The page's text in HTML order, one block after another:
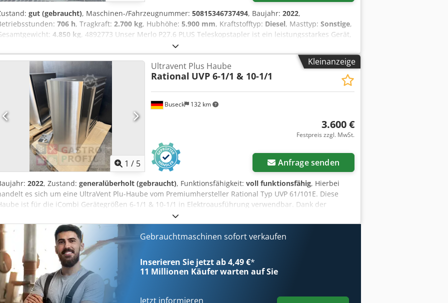
gut (gebraucht), Maschinen-/Fahrzeugnummer: 50815346737494, Baujahr: 2022,
706 h, Tragkraft: 2.700 kg, Hubhöhe: 5.900 mm, Kraftstofftyp: Diesel, Masttyp: Sonstige,
4.850 kg, 4892773 Unser Merlo P27.6 PLUS Teleskopstapler ist ein leistungsstarkes Gerät,
sich ideal für vielfältige Einsätze in Innenräumen, im Freien und im Gelände eignet. Mit einer
von 5,90 Metern und einer maximalen Traglast von 2.700 kg ist er perfekt für anspruchsvolle
Dodpfx Aezqbydshaskr
Kleinanzeige
1 / 5
Buseck 132 km
Ultravent Plus Haube
Rational UVP 6-1/1 & 10-1/1
3.600 €
Festpreis zzgl. MwSt.
Anfrage senden
2022, Zustand: generalüberholt (gebraucht), Funktionsfähigkeit: voll funktionsfähig, Hierbei
es sich um eine UltraVent Plu-Haube vom Premiumhersteller Rational Typ UVP 61/101E. Diese
ist für die iCombi Gerätegrößen 6-1/1 & 10-1/1 in Elektroausführung verwendbar. Dank der
bindet die UltraVent austretende Dämpfe. Ein Außenanschluss oder die
einer bestehenden Abluftanlage ist für diese Umlufthaube nicht erforderlich. Zusätzlich zur
der UltraVent, ist die UltraVent Plus mit einer speziellen Aktivkohlefiltertechnik
Dadurch werden sowohl Dämpfe kondensiert als auch lästiger Qualm reduziert, wie er beim
und Braten entsteht. RATIONAL-Kochsysteme können so auch an sensiblen Orten, z. B. im
installiert werden. Die Haube wurde in unserer hauseigenen Fachwerkstatt geprüft und ist
funktionsfähig. Es wurden neue Aktivkohlefilter bei der Inspektion verbaut. Der angegebene Preis
sich Netto zzgl. 19% MwSt. Die UVP für diese Haube beträgt 6921,-€ Netto. Service: Gerne
wir Ihnen einen zertifizierten Rational Kundendienst Deutschlandweit. Sie suchen einen
Gebrauchtmaschinen sofort verkaufen
Inserieren Sie jetzt ab 4,49 €*
11 Millionen Käufer warten auf Sie
Jetzt informieren